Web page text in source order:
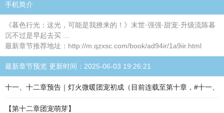
手机简介
《暮色行光：这光，可能是我撩来的！》末世·强强·甜宠·升级流陈暮
沉不过是早起去买 ...
最新章节推荐地址：http://m.qzxsc.com/book/ad94ir/1a9iir.html
最新章节预览 更新时间：2025-06-03 19:26:21
十一、十二章预告｜灯火微暖团宠初成（目前连载至第十章，#十一、
【第十二章团宠萌芽】